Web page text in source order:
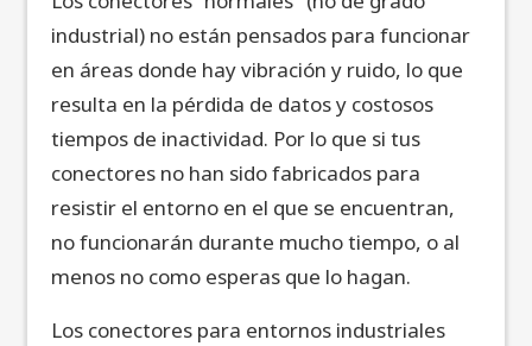
industrial) no están pensados para funcionar
en áreas donde hay vibración y ruido, lo que
resulta en la pérdida de datos y costosos
tiempos de inactividad. Por lo que si tus
conectores no han sido fabricados para
resistir el entorno en el que se encuentran,
no funcionarán durante mucho tiempo, o al
menos no como esperas que lo hagan.
Los conectores para entornos industriales